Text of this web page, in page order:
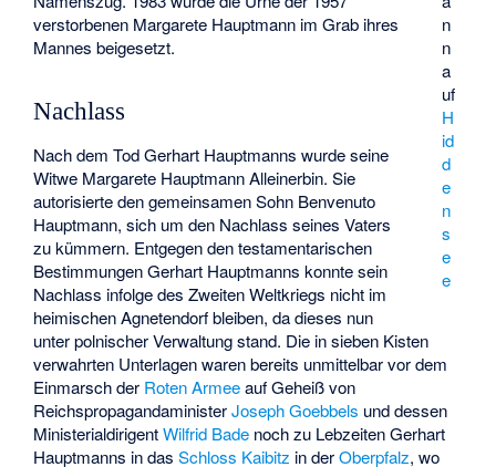
n
n
a
uf
H
id
d
e
n
s
e
e
verstorbenen Margarete Hauptmann im Grab ihres
Mannes beigesetzt.
Nachlass
Nach dem Tod Gerhart Hauptmanns wurde seine
Witwe Margarete Hauptmann Alleinerbin. Sie
autorisierte den gemeinsamen Sohn Benvenuto
Hauptmann, sich um den Nachlass seines Vaters
zu kümmern. Entgegen den testamentarischen
Bestimmungen Gerhart Hauptmanns konnte sein
Nachlass infolge des Zweiten Weltkriegs nicht im
heimischen Agnetendorf bleiben, da dieses nun
unter polnischer Verwaltung stand. Die in sieben Kisten
verwahrten Unterlagen waren bereits unmittelbar vor dem
Einmarsch der Roten Armeeauf Geheiß von
ReichspropagandaministerJoseph Goebbels und dessen
MinisterialdirigentWilfrid Bade noch zu Lebzeiten Gerhart
Hauptmanns in dasSchloss Kaibitz in derOberpfalz, wo